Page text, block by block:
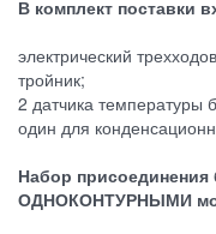
В комплект поставки
электрический
тройник;
2 датчика температуры
один для
Набор
ОДНОКОНТУРНЫМИ